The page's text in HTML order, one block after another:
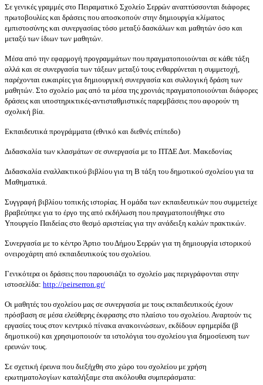
Σε γενικές γραμμές στο Πειραματικό Σχολείο Σερρών αναπτύσσονται διάφορες
πρωτοβουλίες και δράσεις που αποσκοπούν στην δημιουργία κλίματος
εμπιστοσύνης και συνεργασίας τόσο μεταξύ δασκάλων και μαθητών όσο και
μεταξύ των ίδιων των μαθητών.
Μέσα από την εφαρμογή προγραμμάτων που πραγματοποιούνται σε κάθε τάξη
αλλά και σε συνεργασία των τάξεων μεταξύ τους ενθαρρύνεται η συμμετοχή,
παρέχονται ευκαιρίες για δημιουργική συνεργασία και συλλογική δράση των
μαθητών. Στο σχολείο μας από τα μέσα της χρονιάς πραγματοποιούνται διάφορες
δράσεις και υποστηρικτικές-αντισταθμιστικές παρεμβάσεις που αφορούν τη
σχολική βία.
Εκπαιδευτικά προγράμματα (εθνικό και διεθνές επίπεδο)
Διδασκαλία των κλασμάτων σε συνεργασία με το ΠΤΔΕ Δυτ. Μακεδονίας
Διδασκαλία εναλλακτικού βιβλίου για τη Β τάξη του δημοτικού σχολείου για τα
Μαθηματικά.
Συγγραφή βιβλίου τοπικής ιστορίας. Η ομάδα των εκπαιδευτικών που συμμετείχε
βραβεύτηκε για το έργο της από εκδήλωση που πραγματοποιήθηκε στο
Υπουργείο Παιδείας στο θεσμό αριστείας για την ανάδειξη καλών πρακτικών.
Συνεργασία με το κέντρο Άρτιο του Δήμου Σερρών για τη δημιουργία ιστορικού
ονειροχάρτη από εκπαιδευτικούς του σχολείου.
Γενικότερα οι δράσεις που παρουσιάζει το σχολείο μας περιγράφονται στην
ιστοσελίδα: http://peirserron.gr/
Οι μαθητές του σχολείου μας σε συνεργασία με τους εκπαιδευτικούς έχουν
πρόσβαση σε μέσα ελεύθερης έκφρασης στο πλαίσιο του σχολείου. Αναρτούν τις
εργασίες τους στον κεντρικό πίνακα ανακοινώσεων, εκδίδουν εφημερίδα (β
δημοτικού) και χρησιμοποιούν τα ιστολόγια του σχολείου για δημοσίευση των
ερευνών τους.
Σε σχετική έρευνα που διεξήχθη στο χώρο του σχολείου με χρήση
ερωτηματολογίων καταλήξαμε στα ακόλουθα συμπεράσματα: